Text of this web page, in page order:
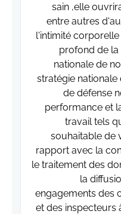
sain ,elle
entre autres
l'intimité
profond de la
nationale de
stratégie nationale
de défense
performance et
travail tels
souhaitable de
rapport avec la
le traitement des
la
engagements des
et des inspecteurs